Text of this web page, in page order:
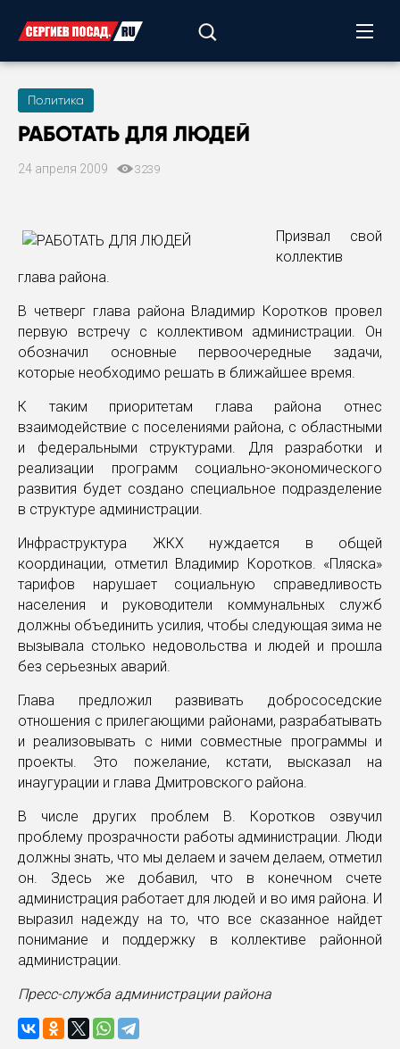
Политика
РАБОТАТЬ ДЛЯ ЛЮДЕЙ
24 апреля 2009 3239
Призвал свой
коллектив
глава района.
В четверг глава района Владимир Коротков провел
первую встречу с коллективом администрации. Он
обозначил основные первоочередные задачи,
которые необходимо решать в ближайшее время.
К таким приоритетам глава района отнес
взаимодействие с поселениями района, с областными
и федеральными структурами. Для разработки и
реализации программ социально-экономического
развития будет создано специальное подразделение
в структуре администрации.
Инфраструктура ЖКХ нуждается в общей
координации, отметил Владимир Коротков. «Пляска»
тарифов нарушает социальную справедливость
населения и руководители коммунальных служб
должны объединить усилия, чтобы следующая зима не
вызывала столько недовольства и людей и прошла
без серьезных аварий.
Глава предложил развивать добрососедские
отношения с прилегающими районами, разрабатывать
и реализовывать с ними совместные программы и
проекты. Это пожелание, кстати, высказал на
инаугурации и глава Дмитровского района.
В числе других проблем В. Коротков озвучил
проблему прозрачности работы администрации. Люди
должны знать, что мы делаем и зачем делаем, отметил
он. Здесь же добавил, что в конечном счете
администрация работает для людей и во имя района. И
выразил надежду на то, что все сказанное найдет
понимание и поддержку в коллективе районной
администрации.
Пресс-служба администрации района